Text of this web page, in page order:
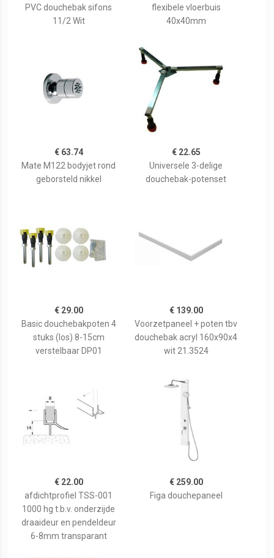
PVC douchebak sifons
11/2 Wit
flexibele vloerbuis
40x40mm
€ 63.74
Mate M122 bodyjet rond
geborsteld nikkel
€ 22.65
Universele 3-delige
douchebak-potenset
€ 29.00
Basic douchebakpoten 4
stuks (los) 8-15cm
verstelbaar DP01
€ 139.00
Voorzetpaneel + poten tbv
douchebak acryl 160x90x4
wit 21.3524
€ 22.00
afdichtprofiel TSS-001
1000 hg t.b.v. onderzijde
draaideur en pendeldeur
6-8mm transparant
€ 259.00
Figa douchepaneel